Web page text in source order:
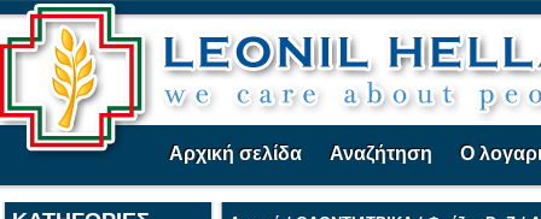
Αρχική σελίδα Αναζήτηση Ο